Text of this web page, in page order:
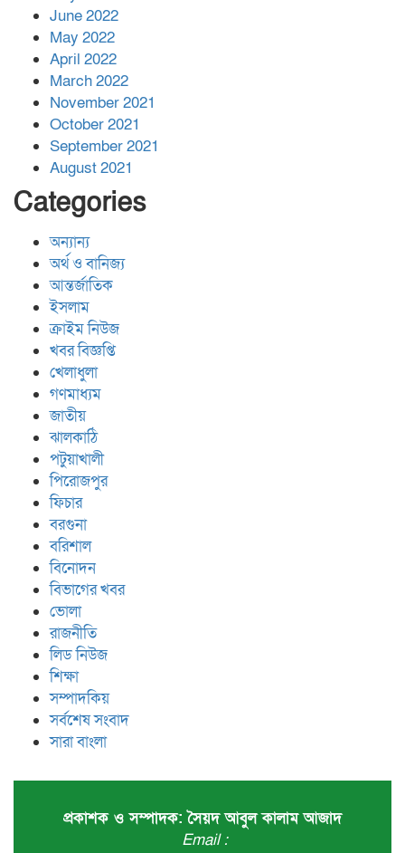
June 2022
May 2022
April 2022
March 2022
November 2021
October 2021
September 2021
August 2021
Categories
অন্যান্য
অর্থ ও বানিজ্য
আন্তর্জাতিক
ইসলাম
ক্রাইম নিউজ
খবর বিজ্ঞপ্তি
খেলাধুলা
গণমাধ্যম
জাতীয়
ঝালকাঠি
পটুয়াখালী
পিরোজপুর
ফিচার
বরগুনা
বরিশাল
বিনোদন
বিভাগের খবর
ভোলা
রাজনীতি
লিড নিউজ
শিক্ষা
সম্পাদকিয়
সর্বশেষ সংবাদ
সারা বাংলা
প্রকাশক ও সম্পাদক: সৈয়দ আবুল কালাম আজাদ
Email :